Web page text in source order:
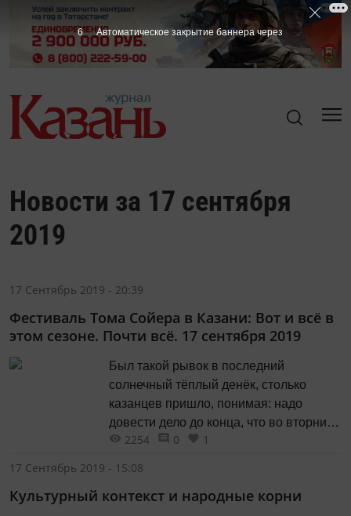
Новости за 17 сентября
2019
17 Сентябрь 2019 - 20:39
Фестиваль Тома Сойера в Казани: Вот и всё в
этом сезоне. Почти всё. 17 сентября 2019
Был такой рывок в последний
солнечный тёплый денёк, столько
казанцев пришло, понимая: надо
довести дело до конца, что во вторник
после не давшего поработать
профессора Богородского" на Волкова,
2254 0
1
17 Сентябрь 2019 - 15:08
Культурный контекст и народные корни
5 Автоматическое закрытие баннера через